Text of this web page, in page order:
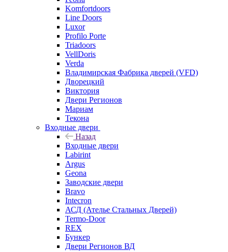
Komfortdoors
Line Doors
Luxor
Profilo Porte
Triadoors
VellDoris
Verda
Владимирская Фабрика дверей (VFD)
Дворецкий
Виктория
Двери Регионов
Мариам
Текона
Входные двери
Назад
Входные двери
Labirint
Argus
Geona
Заводские двери
Bravo
Intecron
АСД (Ателье Стальных Дверей)
Termo-Door
REX
Бункер
Двери Регионов ВД